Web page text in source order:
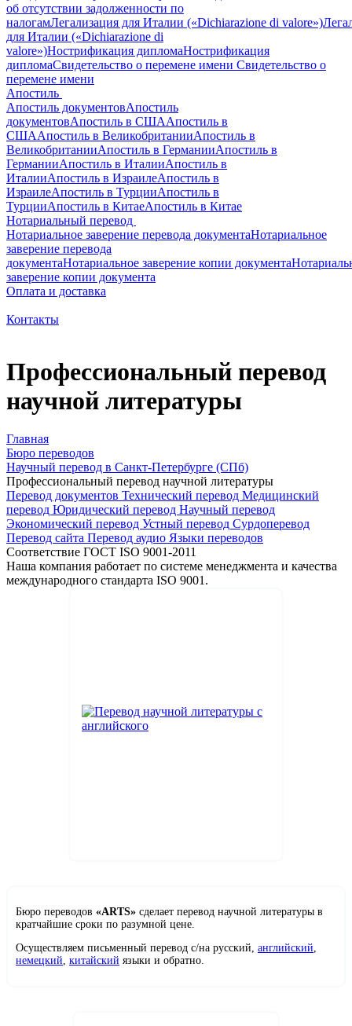
об отсутствии задолженности по
налогамЛегализация для Италии («Dichiarazione di valore»)
для Италии («Dichiarazione di
valore»)Нострификация дипломаНострификация
дипломаСвидетельство о перемене имени Свидетельство о
перемене имени
Апостиль
Апостиль документовАпостиль
документовАпостиль в СШААпостиль в
СШААпостиль в ВеликобританииАпостиль в
ВеликобританииАпостиль в ГерманииАпостиль в
ГерманииАпостиль в ИталииАпостиль в
ИталииАпостиль в ИзраилеАпостиль в
ИзраилеАпостиль в ТурцииАпостиль в
ТурцииАпостиль в КитаеАпостиль в Китае
Нотариальный перевод
Нотариальное заверение перевода документаНотариальное
заверение перевода
документаНотариальное заверение копии документа
заверение копии документа
Оплата и доставка
Контакты
Профессиональный перевод
научной литературы
Главная
Бюро переводов
Научный перевод в Санкт-Петербурге (СПб)
Профессиональный перевод научной литературы
Перевод документов Технический перевод Медицинский
перевод Юридический перевод Научный перевод
Экономический перевод Устный перевод Сурдоперевод
Перевод сайта Перевод аудио Языки переводов
Соответствие ГОСТ ISO 9001-2011
Наша компания работает по системе менеджмента и качества
международного стандарта ISO 9001.
Бюро переводов ARTS
сделает перевод научной литературы в
кратчайшие сроки по разумной цене.
Осуществляем письменный перевод с/на русский, английский,
немецкий, китайский языки и обратно.